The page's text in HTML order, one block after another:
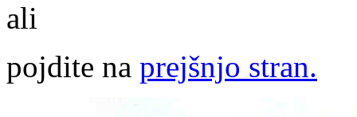
ali
pojdite na prejšnjo stran.